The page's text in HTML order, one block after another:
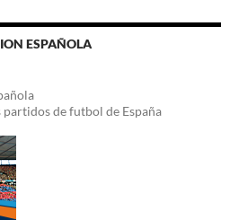
ESPAÑOLA
de futbol de España